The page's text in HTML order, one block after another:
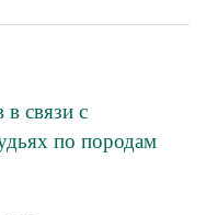
связи с
по породам